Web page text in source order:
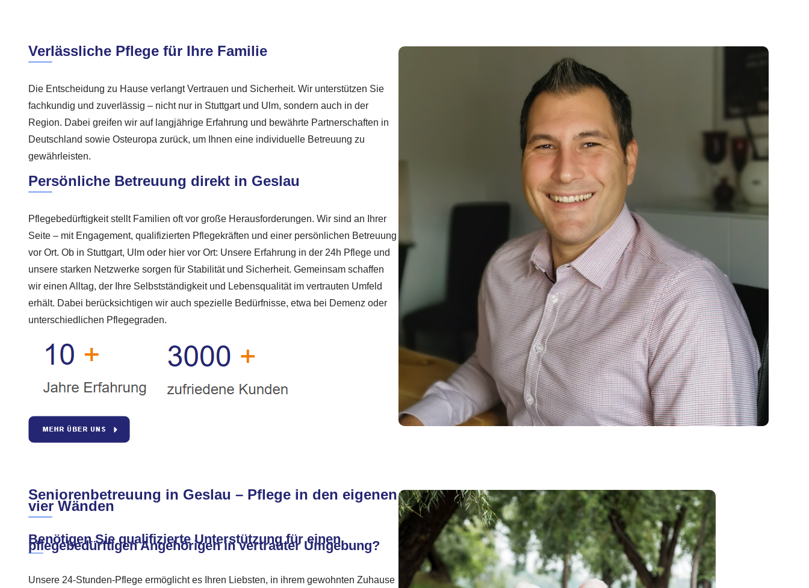
Verlässliche Pflege für Ihre Familie
Die Entscheidung zu Hause verlangt Vertrauen und Sicherheit. Wir unterstützen Sie
fachkundig und zuverlässig – nicht nur in Stuttgart und Ulm, sondern auch in der
Region. Dabei greifen wir auf langjährige Erfahrung und bewährte Partnerschaften in
Deutschland sowie Osteuropa zurück, um Ihnen eine individuelle Betreuung zu
gewährleisten.
Persönliche Betreuung direkt in Geslau
Pflegebedürftigkeit stellt Familien oft vor große Herausforderungen. Wir sind an Ihrer
Seite – mit Engagement, qualifizierten Pflegekräften und einer persönlichen Betreuung
vor Ort. Ob in Stuttgart, Ulm oder hier vor Ort: Unsere Erfahrung in der 24h Pflege und
unsere starken Netzwerke sorgen für Stabilität und Sicherheit. Gemeinsam schaffen
wir einen Alltag, der Ihre Selbstständigkeit und Lebensqualität im vertrauten Umfeld
erhält. Dabei berücksichtigen wir auch spezielle Bedürfnisse, etwa bei Demenz oder
unterschiedlichen Pflegegraden.
Seniorenbetreuung in Geslau – Pflege in den eigenen
vier Wänden
Benötigen Sie qualifizierte Unterstützung für einen
pflegebedürftigen Angehörigen in vertrauter Umgebung?
Unsere 24-Stunden-Pflege ermöglicht es Ihren Liebsten, in ihrem gewohnten Zuhause